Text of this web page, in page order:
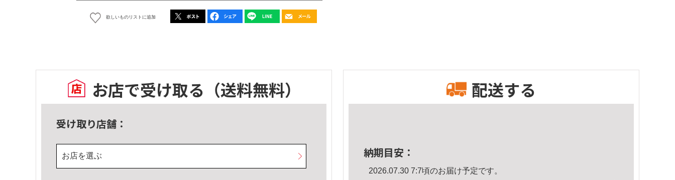
欲しいものリストに追加
お店で受け取る （送料無料）
受け取り店舗：
お店を選ぶ
配送する
納期目安：
2026.07.30 7:7頃のお届け予定です。